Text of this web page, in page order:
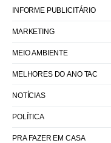
INFORME PUBLICITÁRIO
MARKETING
MEIO AMBIENTE
MELHORES DO ANO TAC
NOTÍCIAS
POLÍTICA
PRA FAZER EM CASA